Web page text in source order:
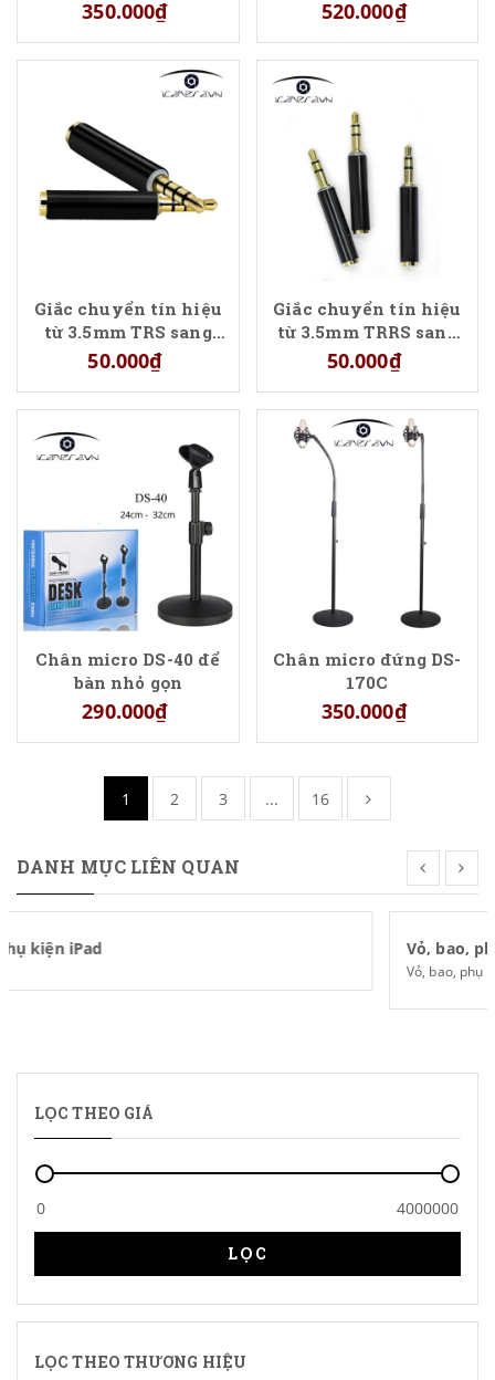
đa năng chính hãng
giá tốt
350.000₫ điện thoại
520.000₫
Giắc chuyển tín hiệu
từ 3.5mm TRS sang
3.5mm TRRS
50.000₫
Giắc chuyển tín hiệu
từ 3.5mm TRRS sang
3.5mm TRS
50.000₫
Chân micro DS-40 để
bàn nhỏ gọn
290.000₫
Chân micro đứng DS-
170C
350.000₫
1 2 3 ... 16
DANH MỤC LIÊN QUAN
Vỏ, bao, phụ kiện iPhone
LỌC THEO GIÁ
LỌC
LỌC THEO THƯƠNG HIỆU